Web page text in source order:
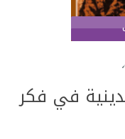
في فكر